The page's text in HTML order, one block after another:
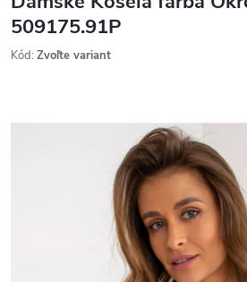
509175.91P
Kód: Zvoľte variant